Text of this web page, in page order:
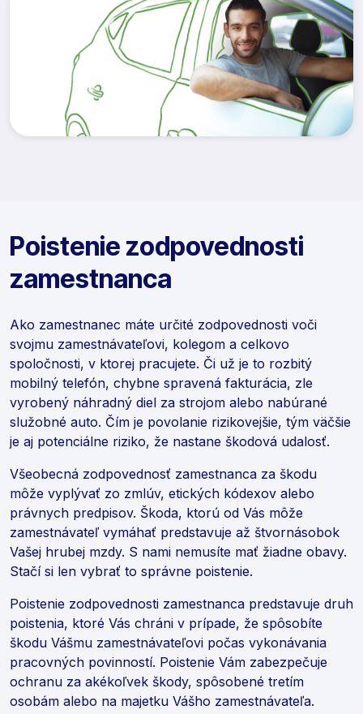
Poistenie zodpovednosti
zamestnanca
Ako zamestnanec máte určité zodpovednosti voči
svojmu zamestnávateľovi, kolegom a celkovo
spoločnosti, v ktorej pracujete. Či už je to rozbitý
mobilný telefón, chybne spravená fakturácia, zle
vyrobený náhradný diel za strojom alebo nabúrané
služobné auto. Čím je povolanie rizikovejšie, tým väčšie
je aj potenciálne riziko, že nastane škodová udalosť.
Všeobecná zodpovednosť zamestnanca za škodu
môže vyplývať zo zmlúv, etických kódexov alebo
právnych predpisov. Škoda, ktorú od Vás môže
zamestnávateľ vymáhať predstavuje až štvornásobok
Vašej hrubej mzdy. S nami nemusíte mať žiadne obavy.
Stačí si len vybrať to správne poistenie.
Poistenie zodpovednosti zamestnanca predstavuje druh
poistenia, ktoré Vás chráni v prípade, že spôsobíte
škodu Vášmu zamestnávateľovi počas vykonávania
pracovných povinností. Poistenie Vám zabezpečuje
ochranu za akékoľvek škody, spôsobené tretím
osobám alebo na majetku Vášho zamestnávateľa.